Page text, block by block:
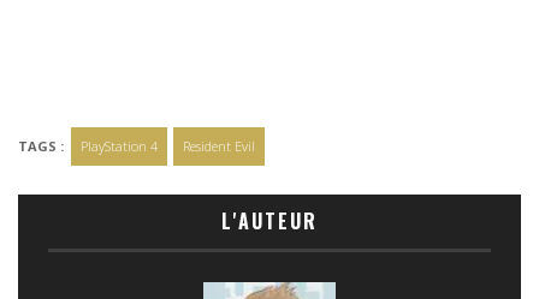
TAGS : PlayStation 4 Resident Evil
L'AUTEUR